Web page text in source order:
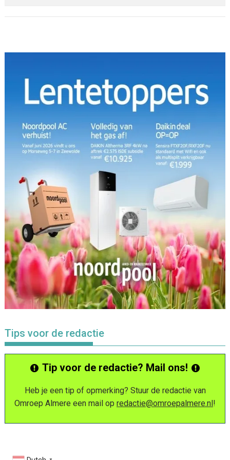
Tips voor de redactie
Tip voor de redactie? Mail ons!
Heb je een tip of opmerking? Stuur de redactie van
Omroep Almere een mail op redactie@omroepalmere.nl!